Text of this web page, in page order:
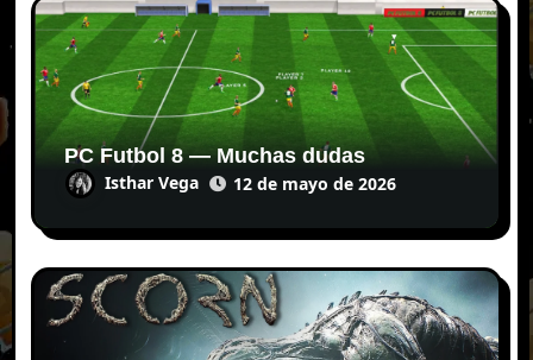
PC Futbol 8 — Muchas dudas
Isthar Vega 12 de mayo de 2026